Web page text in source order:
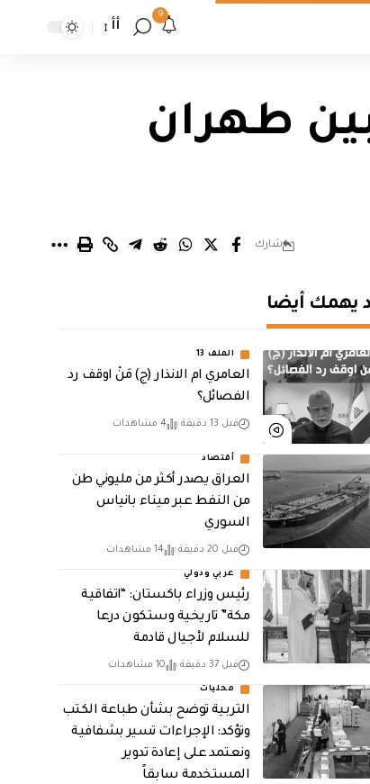
9
أأ
طهران
شارك
يهمك أيضا
الملف 13
العامري ام الانذار (ج) مَنْ اوقف رد
الفصائل؟
قبل 13 دقيقة 4 مشاهدات
أقتصاد
العراق يصدر أكثر من مليوني طن
من النفط عبر ميناء بانياس
السوري
قبل 20 دقيقة 14 مشاهدات
عربي ودولي
رئيس وزراء باكستان: “اتفاقية
مكة” تاريخية وستكون درعا
للسلام لأجيال قادمة
قبل 37 دقيقة 10 مشاهدات
محليات
التربية توضح بشأن طباعة الكتب
وتؤكد: الإجراءات تسير بشفافية
ونعتمد على إعادة تدوير
المستخدمة سابقاً